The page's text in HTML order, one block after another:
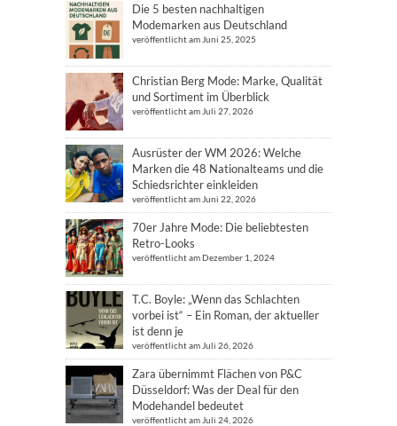
Die 5 besten nachhaltigen
Modemarken aus Deutschland
veröffentlicht am Juni 25, 2025
Christian Berg Mode: Marke, Qualität
und Sortiment im Überblick
veröffentlicht am Juli 27, 2026
Ausrüster der WM 2026: Welche
Marken die 48 Nationalteams und die
Schiedsrichter einkleiden
veröffentlicht am Juni 22, 2026
70er Jahre Mode: Die beliebtesten
Retro-Looks
veröffentlicht am Dezember 1, 2024
T.C. Boyle: „Wenn das Schlachten
vorbei ist“ – Ein Roman, der aktueller
ist denn je
veröffentlicht am Juli 26, 2026
Zara übernimmt Flächen von P&C
Düsseldorf: Was der Deal für den
Modehandel bedeutet
veröffentlicht am Juli 24, 2026